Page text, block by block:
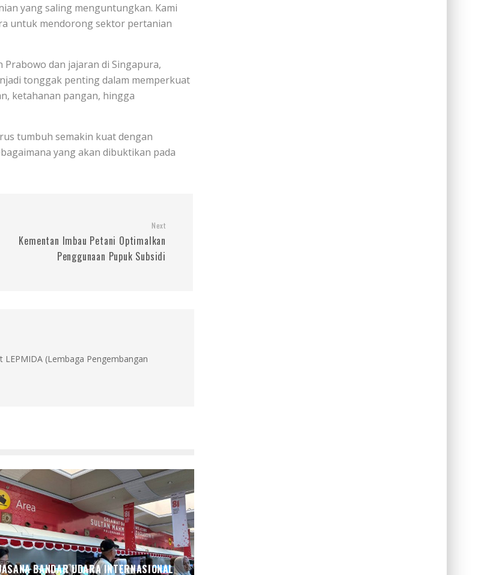
yang saling menguntungkan. Kami
untuk mendorong sektor pertanian
dan jajaran di Singapura,
tonggak penting dalam memperkuat
ketahanan pangan, hingga
tumbuh semakin kuat dengan
yang akan dibuktikan pada
Next
Kementan Imbau Petani Optimalkan
Penggunaan Pupuk Subsidi
(Lembaga Pengembangan
BANDAR UDARA INTERNASIONAL